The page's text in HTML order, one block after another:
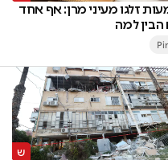
זלגו מעיני מרן: אף אחד
הבין למה